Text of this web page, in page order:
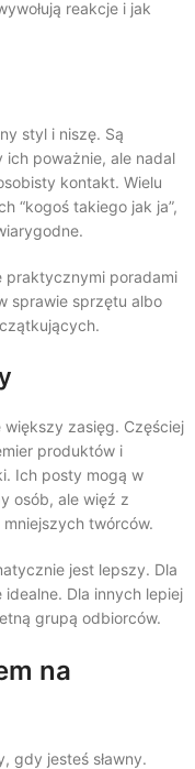
reakcje i jak
styl i niszę. Są
poważnie, ale nadal
kontakt. Wielu
“kogoś takiego jak ja”,
praktycznymi poradami
sprawie sprzętu albo
zasięg. Częściej
produktów i
Ich posty mogą w
osób, ale więź z
twórców.
jest lepszy. Dla
Dla innych lepiej
grupą odbiorców.
na
gdy jesteś sławny.